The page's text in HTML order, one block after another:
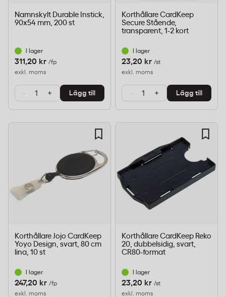
Namnskylt Durable Instick,
90x54 mm, 200 st
I lager
311,20 kr /fp
exkl. moms
- + Lägg till
Korthållare CardKeep
Secure Stående,
transparent, 1-2 kort
I lager
23,20 kr /st
exkl. moms
- + Lägg till
Korthållare Jojo CardKeep
Yoyo Design, svart, 80 cm
lina, 10 st
I lager
247,20 kr /fp
exkl. moms
Korthållare CardKeep Reko
20, dubbelsidig, svart,
CR80-format
I lager
23,20 kr /st
exkl. moms